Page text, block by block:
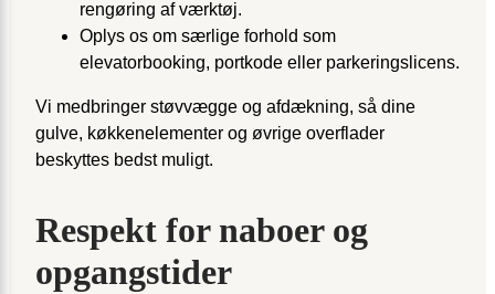
rengøring af værktøj.
Oplys os om særlige forhold som
elevatorbooking, portkode eller parkeringslicens.
Vi medbringer støvvægge og afdækning, så dine
gulve, køkkenelementer og øvrige overflader
beskyttes bedst muligt.
Respekt for naboer og
opgangstider